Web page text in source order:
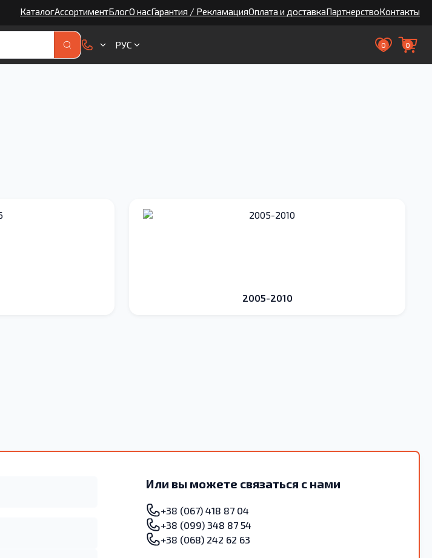
КаталогАссортиментБлогО насГарантия / РекламацияОплата и доставкаПартнерствоКонтакты
РУС 0 0
2005-2010
Или вы можете связаться с нами
+38 (067) 418 87 04
+38 (099) 348 87 54
+38 (068) 242 62 63